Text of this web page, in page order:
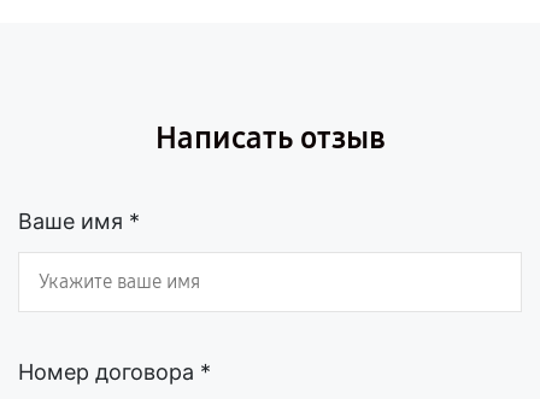
Написать отзыв
Ваше имя *
Номер договора *